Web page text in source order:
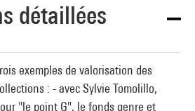
détaillées
exemples de valorisation des
: - avec Sylvie Tomolillo,
"le point G", le fonds genre et